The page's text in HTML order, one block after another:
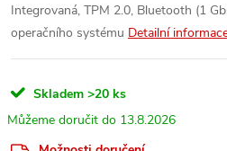
Integrovaná, TPM 2.0, Bluetooth (1
operačního systému Detailní
Skladem >20 ks
13.8.2026